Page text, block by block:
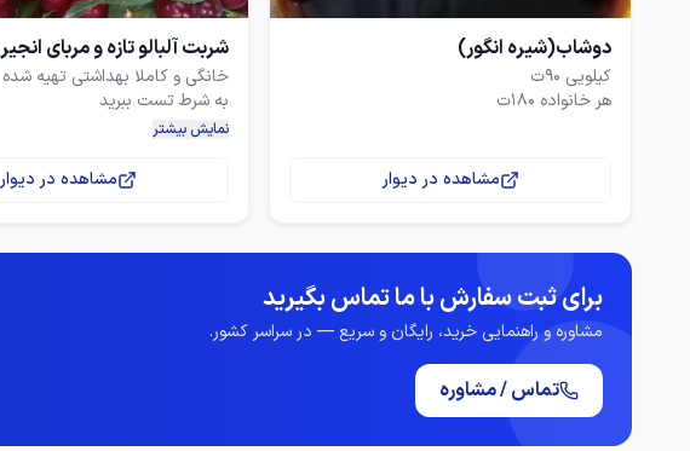
دوشاب(شیره انگور)
مشاهده در دیوار
شربت آلبالو تازه و مربای
نمایش بیشتر
مشاهده در دیوار
برای ثبت سفارش با ما تماس بگیرید
مشاوره و راهنمایی خرید، رایگان و سریع — در سراسر کشور.
تماس / مشاوره